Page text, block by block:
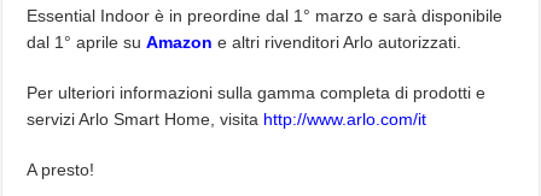
Essential Indoor è in preordine dal 1° marzo e sarà disponibile
dal 1° aprile suAmazon e altri rivenditori Arlo autorizzati.
Per ulteriori informazioni sulla gamma completa di prodotti e
servizi Arlo Smart Home, visita http://www.arlo.com/it
A presto!